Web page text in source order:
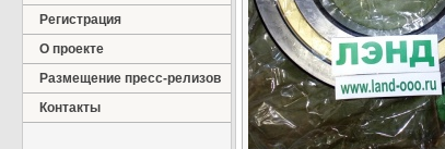
Регистрация
О проекте
Размещение пресс-релизов
Контакты